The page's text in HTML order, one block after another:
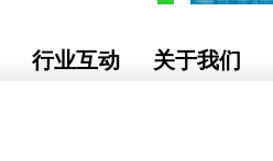
行业互动 关于我们